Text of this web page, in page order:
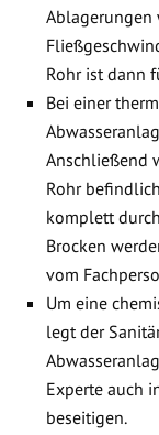
Ablagerungen
Rohr ist dann
Bei einer
Anschließend
Rohr
komplett
Brocken
vom
Um eine
legt der
Experte auch
beseitigen.